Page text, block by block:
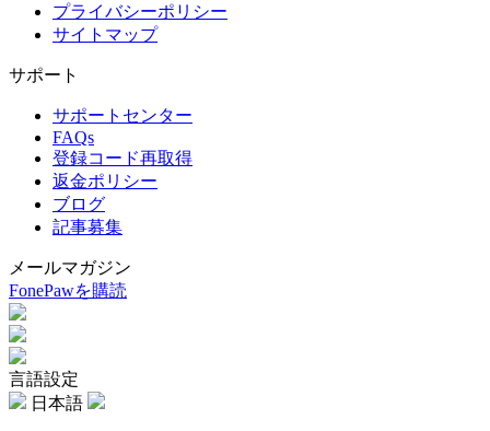
プライバシーポリシー
サイトマップ
サポート
サポートセンター
FAQs
登録コード再取得
返金ポリシー
ブログ
記事募集
メールマガジン
FonePawを購読
言語設定
日本語